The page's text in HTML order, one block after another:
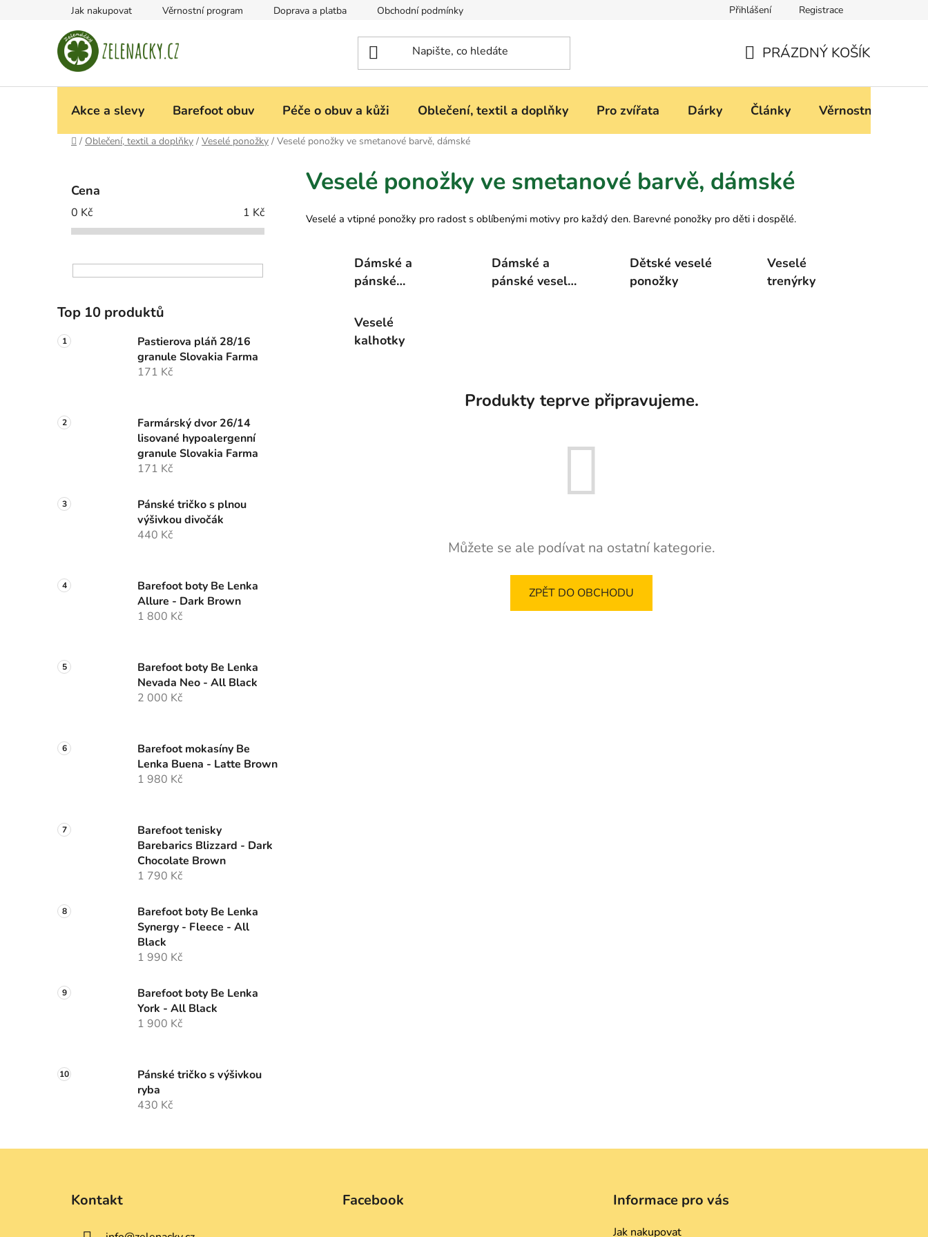
Jak nakupovat Věrnostní program Doprava a platba Obchodní podmínky Podmínky ochrany osobních údajů
Přihlášení Registrace
KOŠÍK
PRÁZDNÝ KOŠÍK
Akce a slevy Barefoot obuv Péče o obuv a kůži Oblečení, textil a doplňky Pro zvířata Dárky Články Věrnostní program
Domů
/ Oblečení, textil a doplňky / Veselé ponožky / Veselé ponožky ve smetanové barvě, dámské
í
a
Cena
0 Kč 1 Kč
Top 10 produktů
Pastierova pláň 28/16
granule Slovakia Farma
171 Kč
Farmárský dvor 26/14
lisované hypoalergenní
granule Slovakia Farma
171 Kč
Pánské tričko s plnou
výšivkou divočák
440 Kč
Barefoot boty Be Lenka
Allure - Dark Brown
1 800 Kč
Barefoot boty Be Lenka
Nevada Neo - All Black
2 000 Kč
Barefoot mokasíny Be
Lenka Buena - Latte Brown
1 980 Kč
Barefoot tenisky
Barebarics Blizzard - Dark
Chocolate Brown
1 790 Kč
Barefoot boty Be Lenka
Synergy - Fleece - All
Black
1 990 Kč
Barefoot boty Be Lenka
York - All Black
1 900 Kč
Pánské tričko s výšivkou
ryba
430 Kč
Veselé ponožky ve smetanové barvě, dámské
Veselé a vtipné ponožky pro radost s oblíbenými motivy pro každý den. Barevné ponožky pro děti i dospělé.
Dámské a
pánské
veselé ponožky
Dámské a
pánské veselé
Dětské veselé
ponožky
Veselé
trenýrky
Veselé
kalhotky
Produkty teprve připravujeme.
Můžete se ale podívat na ostatní kategorie.
ZPĚT DO OBCHODU
Kontakt Facebook Informace pro vás
Jak nakupovat